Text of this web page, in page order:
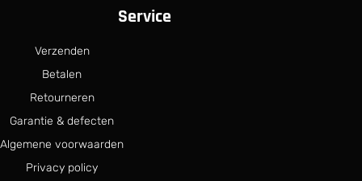
Service
Verzenden
Betalen
Retourneren
Garantie & defecten
Algemene voorwaarden
Privacy policy